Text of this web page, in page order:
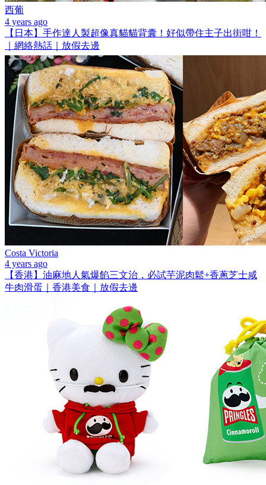
西葡
4 years ago
【日本】手作達人製超像真貓貓背囊！好似帶住主子出街咁！
｜網絡熱話｜放假去邊
Costa Victoria
4 years ago
【香港】油麻地人氣爆餡三文治，必試芋泥肉鬆+香蔥芝士咸
牛肉滑蛋｜香港美食｜放假去邊